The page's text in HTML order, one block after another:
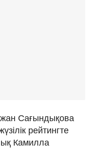
Сағындықова
рейтингте
Камилла